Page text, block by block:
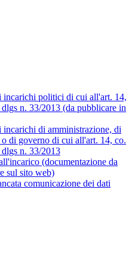
incarichi politici di cui all'art. 14,
n. 33/2013 (da pubblicare in
incarichi di amministrazione, di
di governo di cui all'art. 14, co.
n. 33/2013
(documentazione da
sul sito web)
comunicazione dei dati